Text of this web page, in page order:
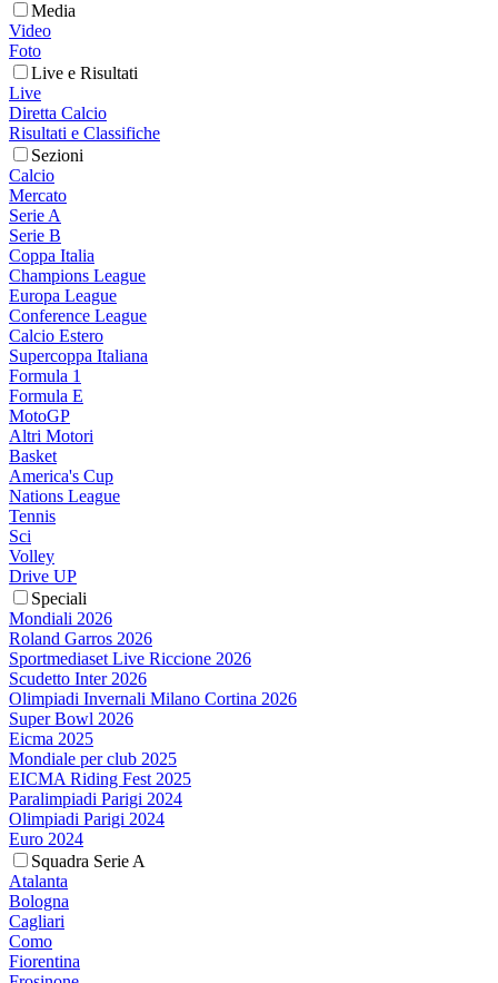
Media
Video
Foto
Live e Risultati
Live
Diretta Calcio
Risultati e Classifiche
Sezioni
Calcio
Mercato
Serie A
Serie B
Coppa Italia
Champions League
Europa League
Conference League
Calcio Estero
Supercoppa Italiana
Formula 1
Formula E
MotoGP
Altri Motori
Basket
America's Cup
Nations League
Tennis
Sci
Volley
Drive UP
Speciali
Mondiali 2026
Roland Garros 2026
Sportmediaset Live Riccione 2026
Scudetto Inter 2026
Olimpiadi Invernali Milano Cortina 2026
Super Bowl 2026
Eicma 2025
Mondiale per club 2025
EICMA Riding Fest 2025
Paralimpiadi Parigi 2024
Olimpiadi Parigi 2024
Euro 2024
Squadra Serie A
Atalanta
Bologna
Cagliari
Como
Fiorentina